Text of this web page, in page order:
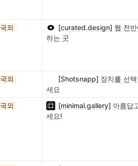
국외
[curated.design] 웹 전반
하는 곳
국외
[Shotsnapp] 장치를 선
세요
국외
[minimal.gallery] 아름답
세요!